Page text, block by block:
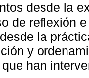
desde la
de reflexión
la
y
han